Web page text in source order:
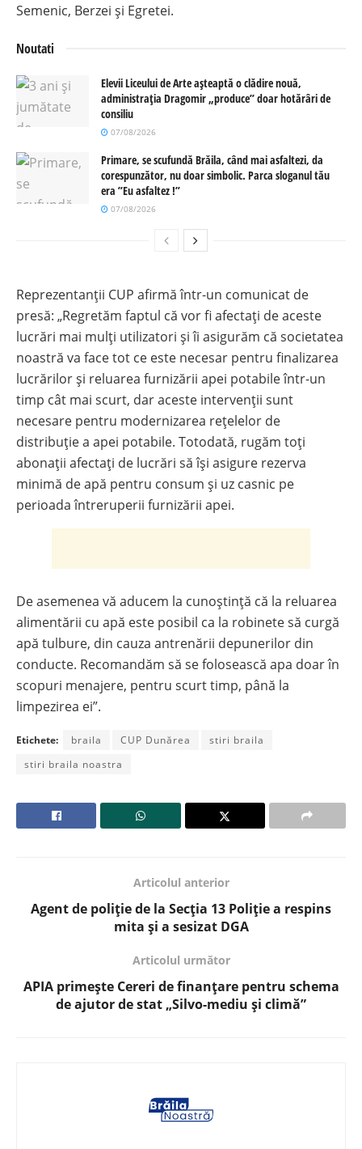
Semenic, Berzei și Egretei.
Noutati
Elevii Liceului de Arte așteaptă o clădire nouă,
administrația Dragomir „produce” doar hotărâri de
consiliu
07/08/2026
Primare, se scufundă Brăila, când mai asfaltezi, da
corespunzător, nu doar simbolic. Parca sloganul tău
era ”Eu asfaltez !”
07/08/2026
Reprezentanții CUP afirmă într-un comunicat de
presă: „Regretăm faptul că vor fi afectați de aceste
lucrări mai mulți utilizatori și îi asigurăm că societatea
noastră va face tot ce este necesar pentru finalizarea
lucrărilor și reluarea furnizării apei potabile într-un
timp cât mai scurt, dar aceste intervenții sunt
necesare pentru modernizarea rețelelor de
distribuție a apei potabile. Totodată, rugăm toți
abonații afectați de lucrări să își asigure rezerva
minimă de apă pentru consum și uz casnic pe
perioada întreruperii furnizării apei.
De asemenea vă aducem la cunoștință că la reluarea
alimentării cu apă este posibil ca la robinete să curgă
apă tulbure, din cauza antrenării depunerilor din
conducte. Recomandăm să se folosească apa doar în
scopuri menajere, pentru scurt timp, până la
limpezirea ei”.
Etichete: braila CUP Dunărea
stiri braila
stiri braila noastra
Articolul anterior
Agent de poliție de la Secția 13 Poliție a respins
mita și a sesizat DGA
Articolul următor
APIA primește Cereri de finanțare pentru schema
de ajutor de stat „Silvo-mediu și climă”